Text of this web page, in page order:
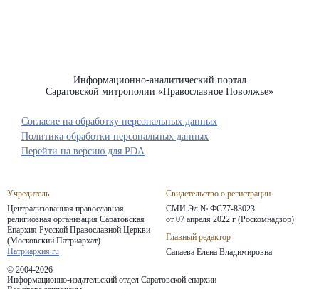
Информационно-аналитический портал
Саратовской митрополии «Православное Поволжье»
Учредитель
Централизованная православная
религиозная организация Саратовская
Епархия Русской Православной Церкви
(Московский Патриархат)
Патриархия.ru
Свидетельство о регистрации
СМИ Эл № ФС77-83023
от 07 апреля 2022 г (Роскомнадзор)
Главный редактор
Сапаева Елена Владимировна
© 2004-2026
Информационно-издательский отдел Саратовской епархии
Согласие на обработку персональных данных
Политика обработки персональных данных
Перейти на версию для PDA